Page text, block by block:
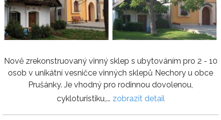
Nově zrekonstruovaný vinný sklep s ubytováním pro 2 - 10
osob v unikátní vesničce vinných sklepů Nechory u obce
Prušánky. Je vhodný pro rodinnou dovolenou,
cykloturistiku,... zobrazit detail